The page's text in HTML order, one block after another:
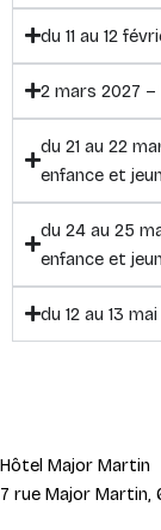
du 11 au 12
2 mars 2027 –
du 21 au 22
enfance et
du 24 au 25
enfance et
du 12 au 13
Hôtel Major Martin
7 rue Major Martin,